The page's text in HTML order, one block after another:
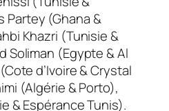
Partey (Ghana &
Khazri (Tunisie &
Soliman (Egypte & Al
d’Ivoire & Crystal
(Algérie & Porto),
& Espérance Tunis).